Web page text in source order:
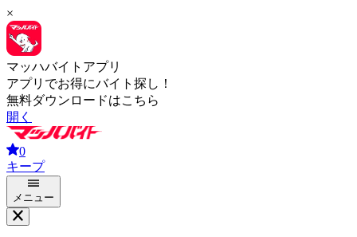
×
マッハバイトアプリ
アプリでお得にバイト探し！
無料ダウンロードはこちら
開く
0
キープ
メニュー